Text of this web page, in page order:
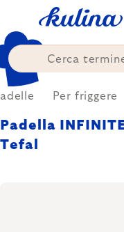
content
Per friggere
Padella
Tefal